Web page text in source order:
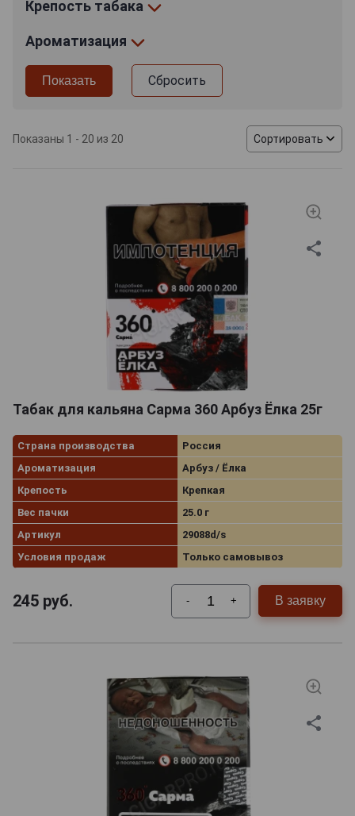
пушится, отличается удачной нарезкой и оптимально
на две полных забивки. Ассортимент представлен
потребителя предлагает привычные фруктово-
ягодные вариации и экзотические образцы с
Байкал, арбузного мармелада и др. Также в
ассортименте есть и чистая смесь без
вкуса. Сбалансированная ароматика и оптимальные
параметры курения делают табак для кальяна Сарма
достойным продуктом для использования в
домашних условиях и в заведениях HoReCa.
Крепость табака
Ароматизация
Сбросить
Показаны 1 - 20 из 20 Сортировать
Табак для кальяна Сарма 360 Арбуз Ёлка 25г
Страна производства
Россия
Ароматизация
Арбуз / Ёлка
Крепость
Крепкая
Вес пачки
25.0 г
Артикул
29088d/s
Условия продаж
Только самовывоз
245 руб. - + В заявку